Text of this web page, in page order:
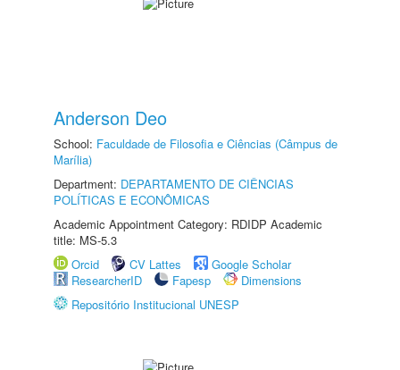
Anderson Deo
School: Faculdade de Filosofia e Ciências (Câmpus de
Marília)
Department: DEPARTAMENTO DE CIÊNCIAS
POLÍTICAS E ECONÔMICAS
Academic Appointment Category: RDIDP Academic
title: MS-5.3
Orcid
CV Lattes
Google Scholar
ResearcherID
Fapesp
Dimensions
Repositório Institucional UNESP